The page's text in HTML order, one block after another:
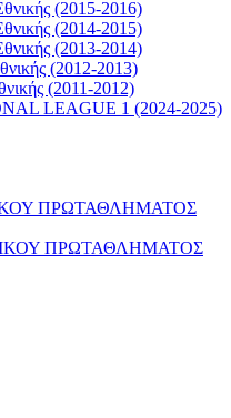
(2015-2016)
(2014-2015)
(2013-2014)
(2012-2013)
(2011-2012)
LEAGUE 1 (2024-2025)
ΠΡΩΤΑΘΛΗΜΑΤΟΣ
ΠΡΩΤΑΘΛΗΜΑΤΟΣ